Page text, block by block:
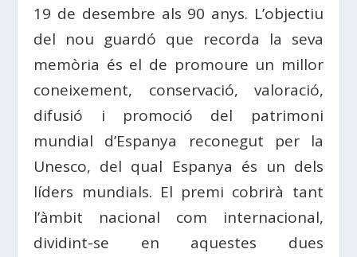
19 de desembre als 90 anys. L’objectiu
del nou guardó que recorda la seva
memòria és el de promoure un millor
coneixement, conservació, valoració,
difusió i promoció del patrimoni
mundial d’Espanya reconegut per la
Unesco, del qual Espanya és un dels
líders mundials. El premi cobrirà tant
l’àmbit nacional com internacional,
dividint-se en aquestes dues